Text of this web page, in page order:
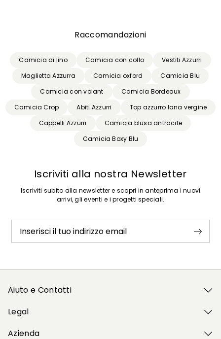
Raccomandazioni
Camicia di lino Camicia con collo
Vestiti Azzurri
Maglietta Azzurra
Camicia oxford
Camicia Blu
Camicia con volant
Camicia Bordeaux
Camicia Crop
Abiti Azzurri
Top azzurro lana vergine
Cappelli Azzurri
Camicia blusa antracite
Camicia Boxy Blu
Iscriviti alla nostra Newsletter
Iscriviti subito alla newsletter e scopri in anteprima i nuovi
arrivi, gli eventi e i progetti speciali.
Inserisci il tuo indirizzo email
Aiuto e Contatti
Legal
Azienda